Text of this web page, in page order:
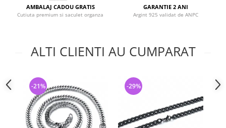
AMBALAJ CADOU GRATIS
Cutiuta premium si saculet organza
GARANTIE 2 ANI
Argint 925 validat de ANPC
ALTI CLIENTI AU CUMPARAT
-21% -29%